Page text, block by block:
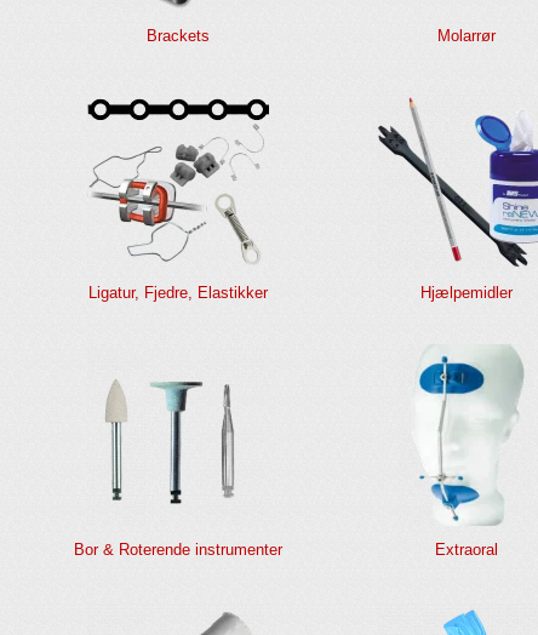
Brackets Molarrør
Ligatur, Fjedre, Elastikker Hjælpemidler
Bor & Roterende instrumenter Extraoral